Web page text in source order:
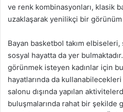
ve renk kombinasyonları, klasik
uzaklaşarak yenilikçi bir görünüm
Bayan basketbol takım
sosyal hayatta da yer
görünmek isteyen kadınlar için
hayatlarında da
salonu dışında yapılan
buluşmalarında rahat bir şekilde